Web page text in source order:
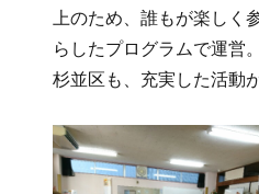
上のため、誰もが楽しく
らしたプログラムで運営。
杉並区も、充実した活動